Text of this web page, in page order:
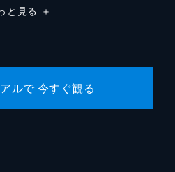
と見る ＋
ルで 今すぐ観る